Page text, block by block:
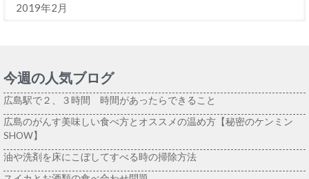
今週の人気ブログ
広島駅で２、３時間 時間があったらできること
広島のがんす美味しい食べ方とオススメの温め方【秘密のケンミン
SHOW】
油や洗剤を床にこぼしてすべる時の掃除方法